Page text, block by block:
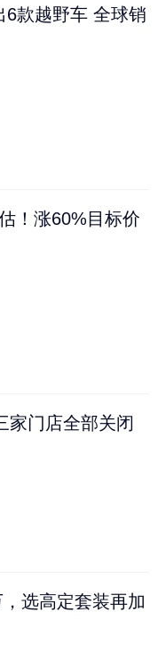
6款越野车 全球销
！涨60%目标价
家门店全部关闭
选高定套装再加